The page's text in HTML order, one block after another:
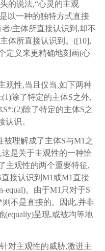
的说法,“心灵的主观
以一种的独特方式直接
/主体所直接认识到,却不
体所直接认识到。([10],
定义来更精确地刻画(心
观性,当且仅当,如下两种
除了特定的主体S之外,
除了特定的主体S之
认识。
被理解成了主体S与M1之
是关于主观性的一种恰
主观性的两个重要特征,
接认识到M1或M1直接
equal)。由于M1只对于S
不是直接的。因此,并非
(equally)呈现,或被均等地
对主观性的威胁,激进主